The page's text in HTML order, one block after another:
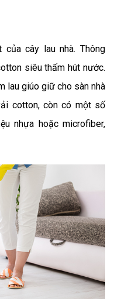
cây lau nhà. Thông
siêu thấm hút nước.
lau giúo giữ cho sàn nhà
cotton, còn có một số
nhựa hoặc microfiber,